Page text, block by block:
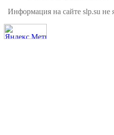
Информация на сайте slp.su не